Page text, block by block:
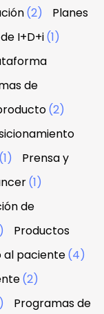
(2)
Planes
I+D+i(1)
de
(2)
(1)
Prensa y
(1)
de
Productos
al paciente(4)
(2)
Programas de